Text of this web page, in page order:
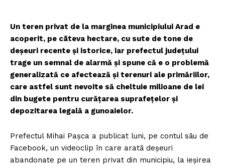
Un teren privat de la marginea municipiului Arad e
acoperit, pe câteva hectare, cu sute de tone de
deşeuri recente şi istorice, iar prefectul judeţului
trage un semnal de alarmă şi spune că e o problemă
generalizată ce afectează şi terenuri ale primăriilor,
care astfel sunt nevoite să cheltuie milioane de lei
din bugete pentru curăţarea suprafeţelor şi
depozitarea legală a gunoaielor.
Prefectul Mihai Paşca a publicat luni, pe contul său de
Facebook, un videoclip în care arată deşeuri
abandonate pe un teren privat din municipiu, la ieşirea